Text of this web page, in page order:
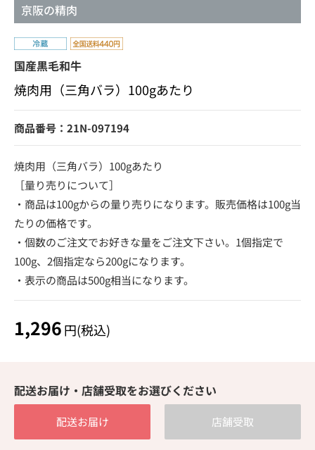
京阪の精肉
国産黒毛和牛
焼肉用（三角バラ）100gあたり
商品番号：21N-097194
焼肉用（三角バラ）100gあたり
［量り売りについて］
・商品は100gからの量り売りになります。販売価格は100g当
たりの価格です。
・個数のご注文でお好きな量をご注文下さい。1個指定で
100g、2個指定なら200gになります。
・表示の商品は500g相当になります。
1,296円(税込)
配送お届け・店舗受取をお選びください
配送お届け 店舗受取